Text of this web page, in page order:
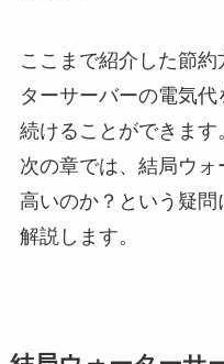
ここまで紹介した節
ターサーバーの電気
続けることができます
次の章では、結局ウ
高いのか？という疑
解説します。